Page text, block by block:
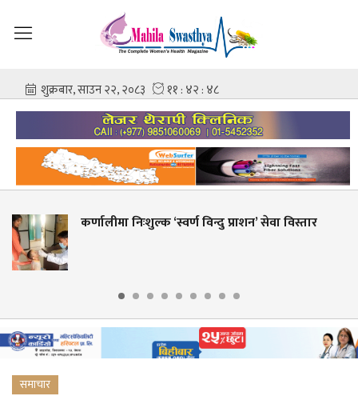
विन्दु प्राशन’ सेवा विस्तार
शहीद गंगालाल
समाचार